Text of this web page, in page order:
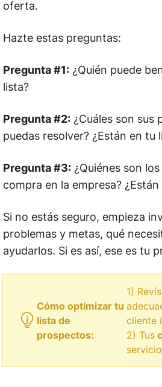
oferta.
Hazte estas preguntas:
Pregunta #1: ¿Quién puede
lista?
Pregunta #2: ¿Cuáles son sus
puedas resolver? ¿Están en tu
Pregunta #3: ¿Quiénes son
compra en la empresa?
Si no estás seguro, empieza
problemas y metas, qué
ayudarlos. Si es así, ese es tu
Cómo optimizar tu
lista de
prospectos:
1)
cliente
2) Tus